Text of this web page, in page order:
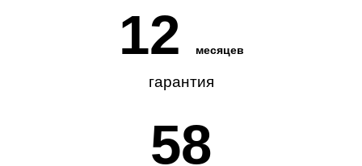
гарантия
12 месяцев
62